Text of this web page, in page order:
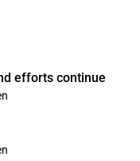
efforts continue